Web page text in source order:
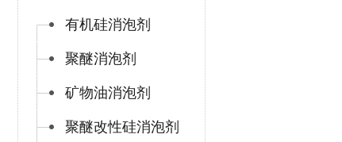
有机硅消泡剂
聚醚消泡剂
矿物油消泡剂
聚醚改性硅消泡剂